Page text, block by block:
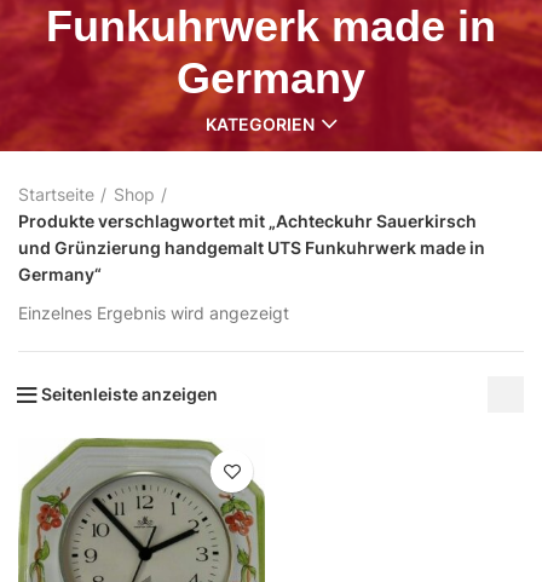
Funkuhrwerk made in
Germany
KATEGORIEN
Startseite
Shop
Produkte verschlagwortet mit „Achteckuhr Sauerkirsch
und Grünzierung handgemalt UTS Funkuhrwerk made in
Germany“
Einzelnes Ergebnis wird angezeigt
Seitenleiste anzeigen